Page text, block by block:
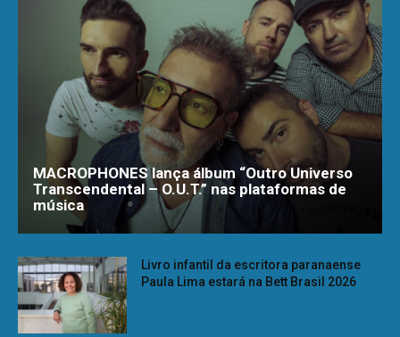
MACROPHONES lança álbum “Outro Universo
Transcendental – O.U.T.” nas plataformas de
música
Livro infantil da escritora paranaense
Paula Lima estará na Bett Brasil 2026